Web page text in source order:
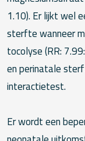
1.10). Er lijkt wel
sterfte wanneer
tocolyse (RR:
en perinatale
interactietest.
Er wordt een